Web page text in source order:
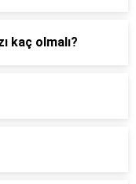
kaç olmalı?